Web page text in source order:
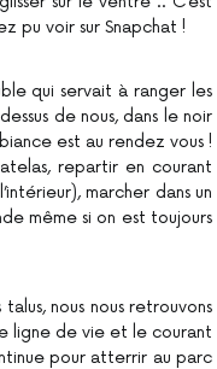
pu voir sur Snapchat !
qui servait à ranger les
de nous, dans le noir
est au rendez vous !
repartir en courant
marcher dans un
même si on est toujours
nous nous retrouvons
ligne de vie et le courant
pour atterrir au parc